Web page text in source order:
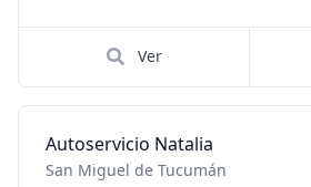
Ver
Autoservicio Natalia
San Miguel de Tucumán